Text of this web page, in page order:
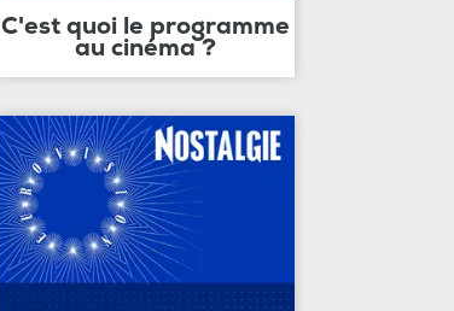
C'est quoi le programme
au cinéma ?